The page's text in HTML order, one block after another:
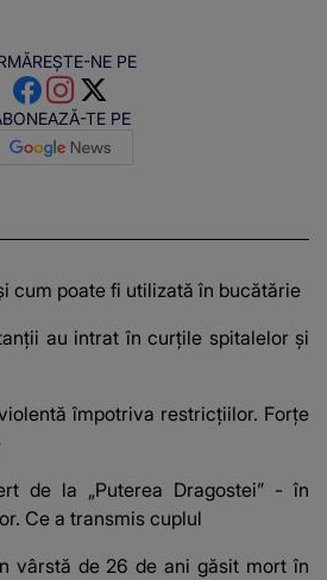
NE PE
TE PE
cum poate fi utilizată în bucătărie
au intrat în curțile spitalelor și
împotriva restricțiilor. Forțe
de la „Puterea Dragostei” - în
Ce a transmis cuplul
vârstă de 26 de ani găsit mort în